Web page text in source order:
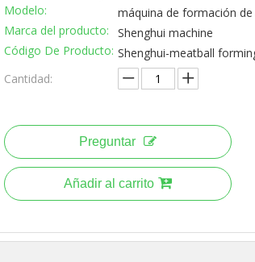
Modelo:
máquina de formación de
Marca del producto:
Shenghui machine
Código De Producto: Shenghui-meatball
Cantidad:
Preguntar
Añadir al carrito